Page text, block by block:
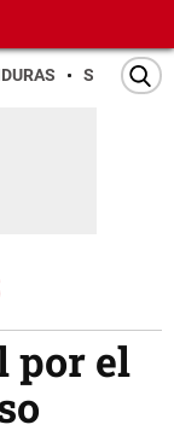
SAN PEDRO
por el